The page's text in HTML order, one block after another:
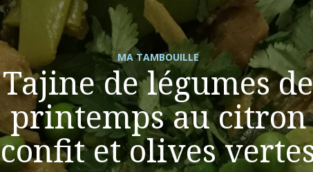
MA TAMBOUILLE
Tajine de légumes de
printemps au citron
confit et olives